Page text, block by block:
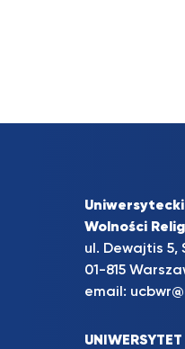
Wolności
ul. Dewajtis 5,
01-815
email: